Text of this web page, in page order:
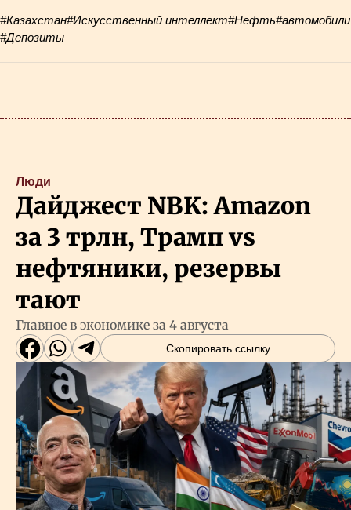
#Казахстан#Искусственный интеллект#Нефть#автомобили
#Депозиты
Люди
Дайджест NBK: Amazon
за 3 трлн, Трамп vs
нефтяники, резервы
тают
Главное в экономике за 4 августа
Скопировать ссылку